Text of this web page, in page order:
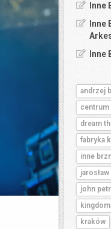
Inne
Inne
Inne
andrzej
centrum
dream
fabryka
inne
john
kraków